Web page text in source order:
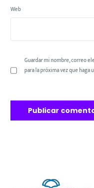
Web
Guardar mi nombre, correo
para la próxima vez que haga